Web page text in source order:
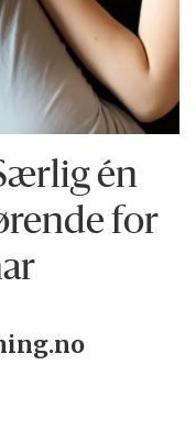
én
for